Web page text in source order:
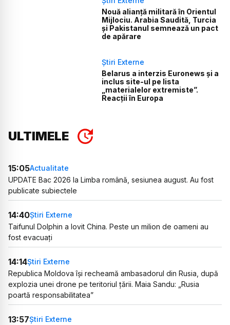
Nouă alianță militară în Orientul
Mijlociu. Arabia Saudită, Turcia
și Pakistanul semnează un pact
de apărare
Știri Externe
Belarus a interzis Euronews și a
inclus site-ul pe lista
„materialelor extremiste”.
Reacții în Europa
ULTIMELE
15:05Actualitate
UPDATE Bac 2026 la Limba română, sesiunea august. Au fost
publicate subiectele
14:40Știri Externe
Taifunul Dolphin a lovit China. Peste un milion de oameni au
fost evacuați
14:14Știri Externe
Republica Moldova își recheamă ambasadorul din Rusia, după
explozia unei drone pe teritoriul țării. Maia Sandu: „Rusia
poartă responsabilitatea”
13:57Știri Externe